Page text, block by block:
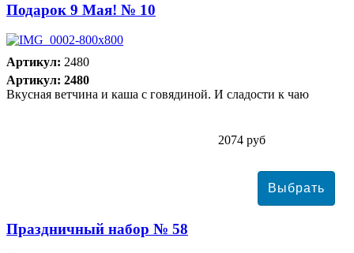
Подарок 9 Мая! № 10
Артикул: 2480
Артикул: 2480
Вкусная ветчина и каша с говядиной. И сладости к чаю
2074 руб
Праздничный набор № 58